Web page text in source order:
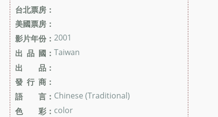
台北票房：
美國票房：
影片年份： 2001
出 品 國： Taiwan
出 品：
發 行 商：
語 言： Chinese (Traditional)
色 彩： color